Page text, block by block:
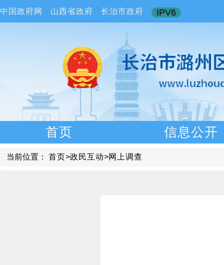
中国政府网 山西省政府 长治市政府 IPV6
首页 信息公开
当前位置： 首页>政民互动>网上调查